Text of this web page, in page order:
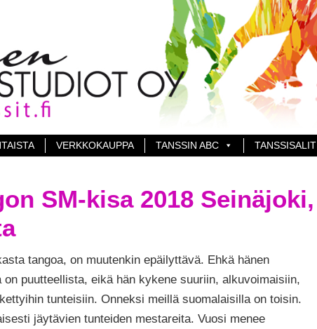
VERKKOKAUPPA TANSSIN ABC TANSSISALIT
SM-kisa 2018 Seinäjoki,
tangoa, on muutenkin epäilyttävä. Ehkä hänen
on puutteellista, eikä hän kykene suuriin, alkuvoimaisiin,
tunteisiin. Onneksi meillä suomalaisilla on toisin.
jäytävien tunteiden mestareita. Vuosi menee